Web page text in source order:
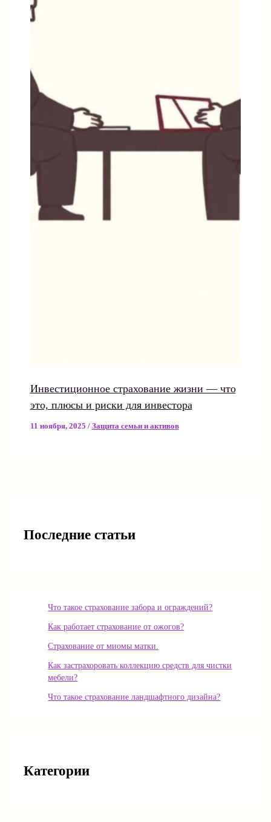
Инвестиционное страхование жизни — что
это, плюсы и риски для инвестора
11 ноября, 2025 / Защита семьи и активов
Последние статьи
Что такое страхование забора и ограждений?
Как работает страхование от ожогов?
Страхование от миомы матки.
Как застрахоровать коллекцию средств для чистки
мебели?
Что такое страхование ландшафтного дизайна?
Категории